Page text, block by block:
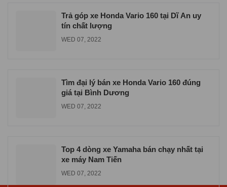
Trả góp xe Honda Vario 160 tại Dĩ An uy
tín chất lượng
WED 07, 2022
Tìm đại lý bán xe Honda Vario 160 đúng
giá tại Bình Dương
WED 07, 2022
Top 4 dòng xe Yamaha bán chạy nhất tại
xe máy Nam Tiến
WED 07, 2022